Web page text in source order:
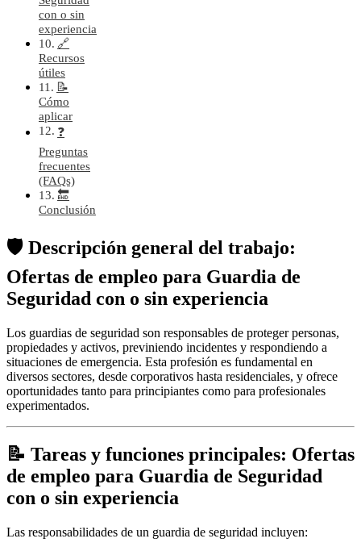
con o sin
experiencia
🔗
Recursos
útiles
📝
Cómo
aplicar
❓
Preguntas
frecuentes
(FAQs)
🔚
Conclusión
🛡️ Descripción general del trabajo:
Ofertas de empleo para Guardia de
Seguridad con o sin experiencia
Los guardias de seguridad son responsables de proteger personas,
propiedades y activos, previniendo incidentes y respondiendo a
situaciones de emergencia. Esta profesión es fundamental en
diversos sectores, desde corporativos hasta residenciales, y ofrece
oportunidades tanto para principiantes como para profesionales
experimentados.
📝 Tareas y funciones principales: Ofertas
de empleo para Guardia de Seguridad
con o sin experiencia
Las responsabilidades de un guardia de seguridad incluyen: